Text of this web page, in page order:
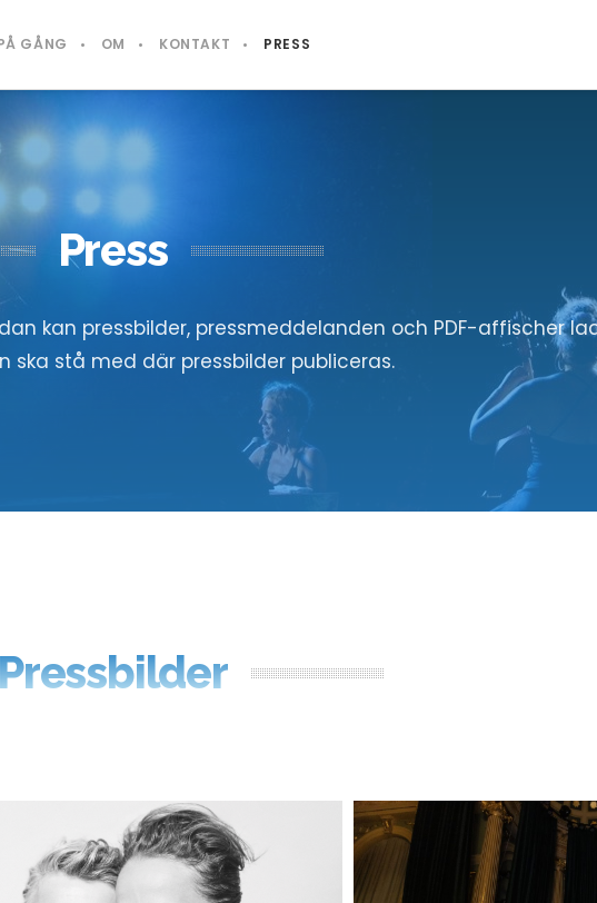
GÅNG OM KONTAKT PRESS
Press
kan pressbilder, pressmeddelanden och PDF-affischer
ska stå med där pressbilder publiceras.
Pressbilder